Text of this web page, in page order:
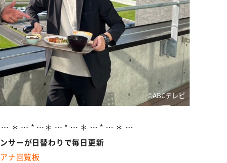
©ABCテレビ
＊ … * …＊ … * … ＊ … * … ＊ …
サーが日替わりで毎日更新
アナ回覧板